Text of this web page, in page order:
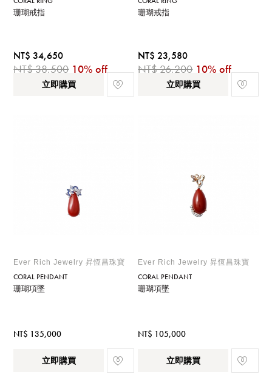
珊瑚戒指
NT$ 34,650
NT$ 38,500 10% off
立即購買
珊瑚戒指
NT$ 23,580
NT$ 26,200 10% off
立即購買
Ever Rich Jewelry 昇恆昌珠寶
CORAL PENDANT
珊瑚項墜
NT$ 135,000
立即購買
Ever Rich Jewelry 昇恆昌珠寶
CORAL PENDANT
珊瑚項墜
NT$ 105,000
立即購買